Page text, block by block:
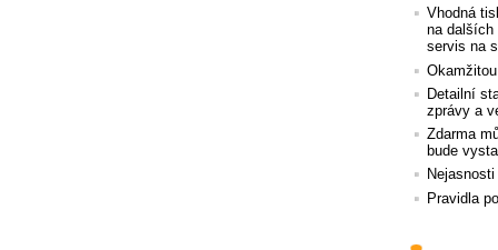
Vhodná
na dalších
servis na
Detailní
zprávy a
Zdarma
bude
Pravidla